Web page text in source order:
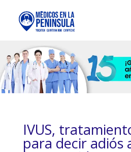
IVUS,
para decir adiós